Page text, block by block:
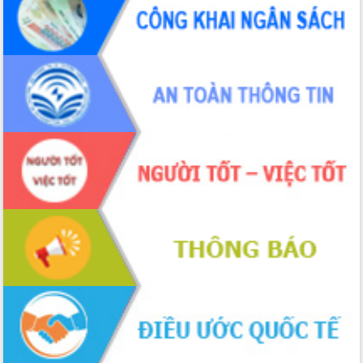
món ăn từ sầu riêng
Đắk Lắk công bố Quy hoạch và xúc
tiến đầu tư tỉnh
Ngành cá ngừ Đắk Lắk chủ động thích
ứng để giữ vững thị trường xuất khẩu
Diễn đàn Kinh tế tư nhân Việt Nam đột
phá cơ chế - Hợp tác công tư
Đề án 06 tạo bước ngoặt đột phá trong
cải cách hành chính tỉnh Đắk Lắk
Kết nối tour, đẩy mạnh chuyển đổi số
để phát triển du lịch Đắk Lắk
Khởi động Dự án Đầu tư xây dựng hạ
tầng kỹ thuật Cụm công nghiệp Tân
Tiến
Gặp mặt các cơ quan báo chí nhân Kỷ
niệm 101 năm Ngày Báo chí Cách
mạng Việt Nam
Đắk Lắk sơ kết 4 năm triển khai thực
hiện Đề án 06 của Chính phủ
Họp báo thông tin về Hội nghị Công bố